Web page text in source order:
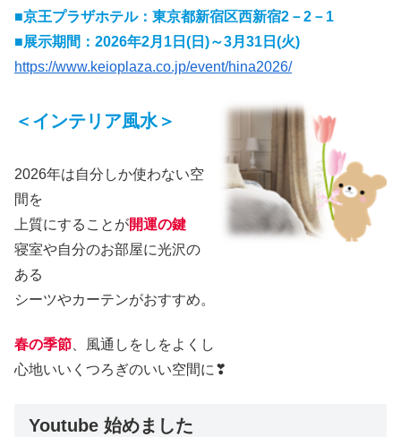
■京王プラザホテル：東京都新宿区西新宿2－2－1
■展示期間：2026年2月1日(日)～3月31日(火)
https://www.keioplaza.co.jp/event/hina2026/
＜インテリア風水＞
2026年は自分しか使わない空
間を
上質にすることが開運の鍵
寝室や自分のお部屋に光沢の
ある
シーツやカーテンがおすすめ。
春の季節 、風通しをしをよくし
心地いいくつろぎのいい空間に❣
Youtube 始めました